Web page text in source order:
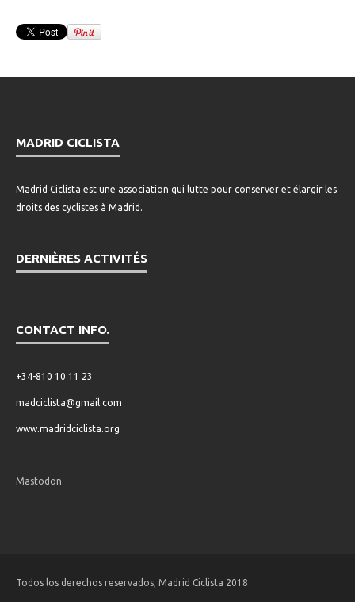
MADRID CICLISTA
Madrid Ciclista est une association qui lutte pour conserver et élargir les
droits des cyclistes à Madrid.
DERNIÈRES ACTIVITÉS
CONTACT INFO.
+34-810 10 11 23
madciclista@gmail.com
www.madridciclista.org
Mastodon
Todos los derechos reservados, Madrid Ciclista 2018